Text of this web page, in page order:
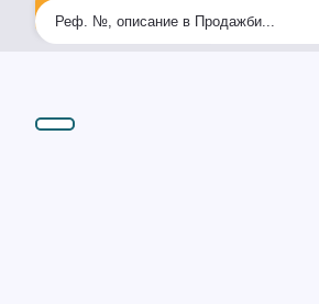
Ексклузивно търсене